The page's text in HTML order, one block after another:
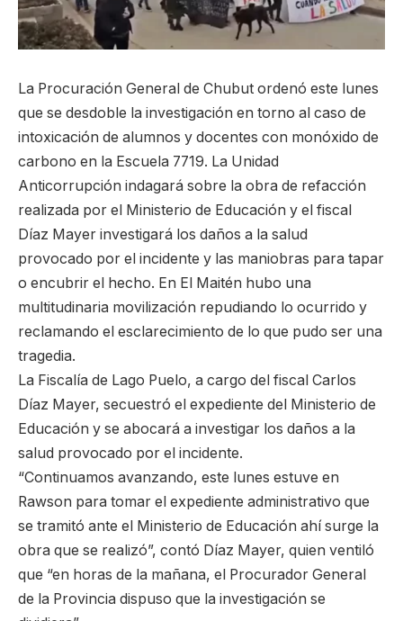
La Procuración General de Chubut ordenó este lunes
que se desdoble la investigación en torno al caso de
intoxicación de alumnos y docentes con monóxido de
carbono en la Escuela 7719. La Unidad
Anticorrupción indagará sobre la obra de refacción
realizada por el Ministerio de Educación y el fiscal
Díaz Mayer investigará los daños a la salud
provocado por el incidente y las maniobras para tapar
o encubrir el hecho. En El Maitén hubo una
multitudinaria movilización repudiando lo ocurrido y
reclamando el esclarecimiento de lo que pudo ser una
tragedia.
La Fiscalía de Lago Puelo, a cargo del fiscal Carlos
Díaz Mayer, secuestró el expediente del Ministerio de
Educación y se abocará a investigar los daños a la
salud provocado por el incidente.
“Continuamos avanzando, este lunes estuve en
Rawson para tomar el expediente administrativo que
se tramitó ante el Ministerio de Educación ahí surge la
obra que se realizó”, contó Díaz Mayer, quien ventiló
que “en horas de la mañana, el Procurador General
de la Provincia dispuso que la investigación se